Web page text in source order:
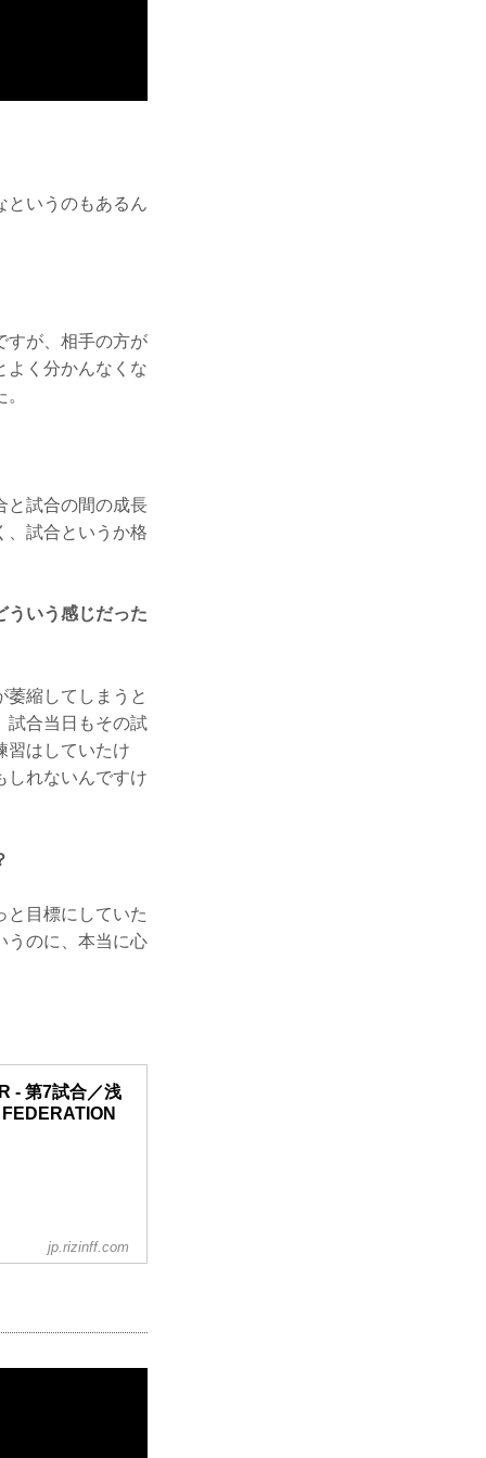
というのもあるん
すが、相手の方が
よく分かんなくな
と試合の間の成長
、試合というか格
いう感じだった
萎縮してしまうと
試合当日もその試
習はしていたけ
しれないんですけ
と目標にしていた
うのに、本当に心
- 第7試合／浅
jp.rizinff.com